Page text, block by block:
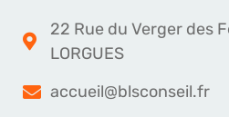
22 Rue du Verger des
LORGUES
accueil@blsconseil.fr